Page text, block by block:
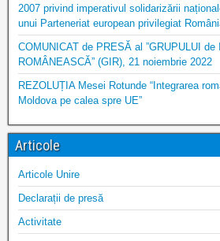
2007 privind imperativul solidarizării
unui Parteneriat european privilegiat
COMUNICAT de PRESĂ al ”GRUPULUI de
ROMÂNEASCĂ” (GIR), 21 noiembrie 2022
REZOLUȚIA Mesei Rotunde “Integrarea
Moldova pe calea spre UE”
Articole
Articole Unire
Declarații de presă
Activitate